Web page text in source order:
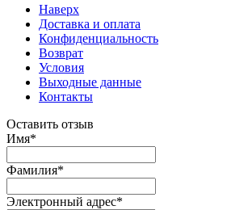
Наверх
Доставка и оплата
Конфиденциальность
Возврат
Условия
Выходные данные
Контакты
Оставить отзыв
Имя*
Фамилия*
Электронный адрес*